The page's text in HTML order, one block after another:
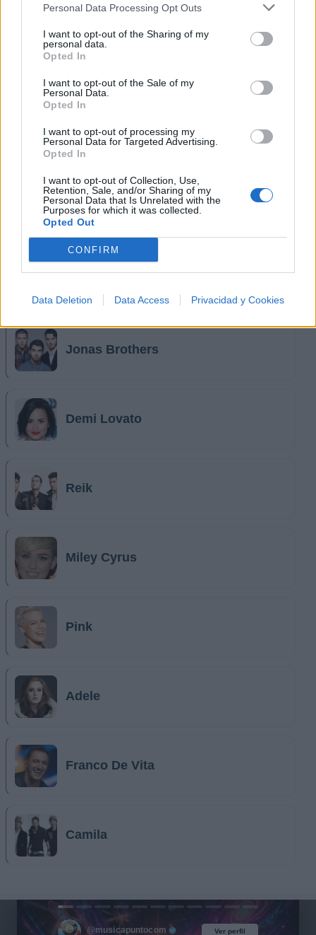
Personal Data Processing Opt Outs
I want to opt-out of the Sharing of my
personal data.
Opted In
I want to opt-out of the Sale of my
Personal Data.
Opted In
I want to opt-out of processing my
Personal Data for Targeted Advertising.
Opted In
I want to opt-out of Collection, Use,
Retention, Sale, and/or Sharing of my
Personal Data that Is Unrelated with the
Purposes for which it was collected.
Opted Out
CONFIRM
Data Deletion Data Access Privacidad y Cookies
Multifacético
Música Relacionada
Jonas Brothers
Demi Lovato
Reik
Miley Cyrus
Pink
Adele
Franco De Vita
Camila
Ver perfil
@musicapuntocom Ver perfil